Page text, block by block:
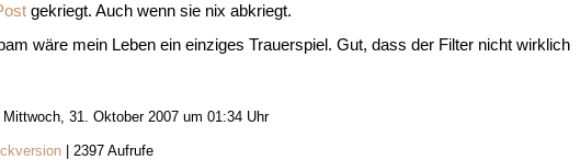
gekriegt. Auch wenn sie nix abkriegt.
wäre mein Leben ein einziges Trauerspiel. Gut, dass der Filter nicht wirklich
31. Oktober 2007 um 01:34 Uhr
| 2397 Aufrufe